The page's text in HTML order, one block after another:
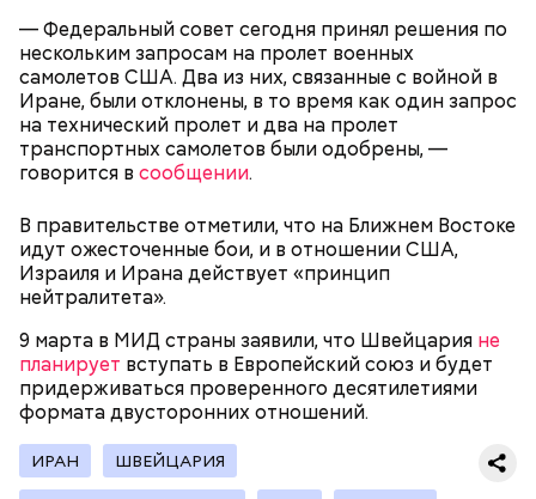
— Федеральный совет сегодня принял решения по
нескольким запросам на пролет военных
самолетов США. Два из них, связанные с войной в
Иране, были отклонены, в то время как один запрос
на технический пролет и два на пролет
транспортных самолетов были одобрены, —
говорится в сообщении.
В правительстве отметили, что на Ближнем Востоке
идут ожесточенные бои, и в отношении США,
Израиля и Ирана действует «принцип
нейтралитета».
9 марта в МИД страны заявили, что Швейцария не
планирует вступать в Европейский союз и будет
придерживаться проверенного десятилетиями
формата двусторонних отношений.
ИРАН ШВЕЙЦАРИЯ
Остров Сокотра, Йемен
Фото: Shutterstock
Он находился на посту менеджера, занимался
наймом персонала и продажей продуктов. В 2000
году Балмер сменил Билла Гейтса на посту
генерального директора. Им он оставался до 2014
года, после чего ушел с поста, но остался
держателем акций компании. Сейчас его состояние
оценивается в 126 миллиардов долларов.